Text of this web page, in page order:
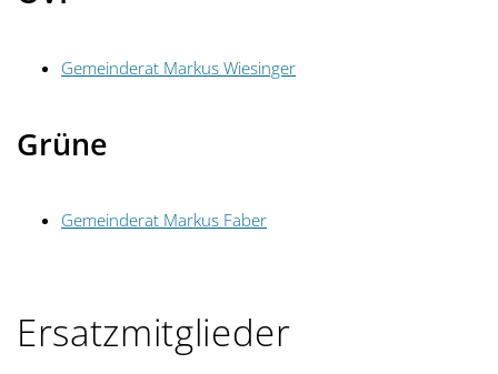
Gemeinderat Markus Wiesinger
Grüne
Gemeinderat Markus Faber
Ersatzmitglieder